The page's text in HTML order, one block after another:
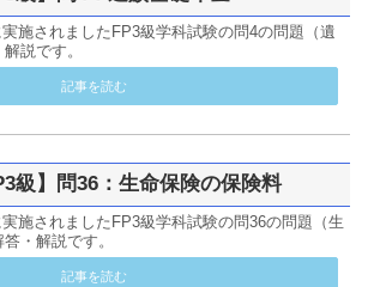
施されましたFP3級学科試験の問4の問題（遺
説です。
記事を読む
級】問36：生命保険の保険料
施されましたFP3級学科試験の問36の問題（生
・解説です。
記事を読む